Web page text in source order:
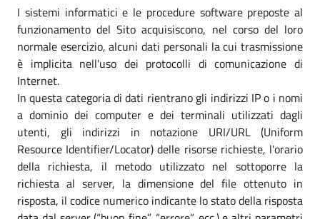
I sistemi informatici e le procedure software preposte al
funzionamento del Sito acquisiscono, nel corso del loro
normale esercizio, alcuni dati personali la cui trasmissione
è implicita nell'uso dei protocolli di comunicazione di
Internet.
In questa categoria di dati rientrano gli indirizzi IP o i nomi
a dominio dei computer e dei terminali utilizzati dagli
utenti, gli indirizzi in notazione URI/URL (Uniform
Resource Identifier/Locator) delle risorse richieste, l'orario
della richiesta, il metodo utilizzato nel sottoporre la
richiesta al server, la dimensione del file ottenuto in
risposta, il codice numerico indicante lo stato della risposta